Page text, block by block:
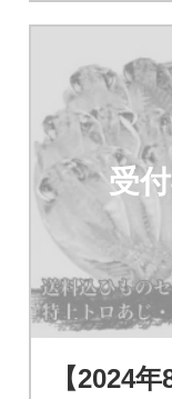
受
【2024